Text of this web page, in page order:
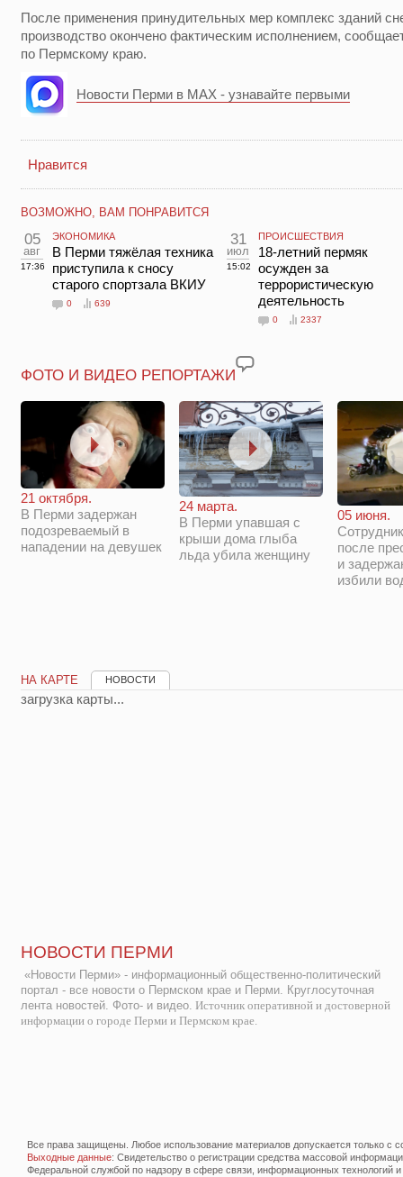
После применения принудительных мер комплекс зданий
производство окончено фактическим исполнением,
по Пермскому краю.
Новости Перми в MAX - узнавайте первыми
Нравится
ВОЗМОЖНО, ВАМ ПОНРАВИТСЯ
05
авг
17:36
ЭКОНОМИКА
В Перми тяжёлая техника
приступила к сносу
старого спортзала ВКИУ
0 639
31
июл
15:02
ПРОИСШЕСТВИЯ
18-летний пермяк
осужден за
террористическую
деятельность
0 2337
ФОТО И ВИДЕО РЕПОРТАЖИ
21 октября.
В Перми задержан
подозреваемый в
нападении на девушек
24 марта.
В Перми упавшая с
крыши дома глыба
льда убила женщину
05 июня.
после
и
избили
НА КАРТЕ НОВОСТИ
загрузка карты...
НОВОСТИ ПЕРМИ
«Новости Перми» - информационный общественно-политический
портал - все новости о Пермском крае и Перми. Круглосуточная
лента новостей. Фото- и видео. Источник оперативной и достоверной
информации о городе Перми и Пермском крае.
Все права защищены. Любое использование материалов допускается только с
Выходные данные: Свидетельство о регистрации средства массовой
Федеральной службой по надзору в сфере связи, информационных технологий